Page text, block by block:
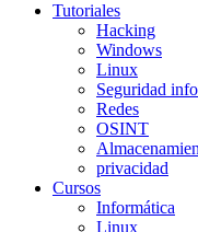
Tutoriales
Hacking
Windows
Linux
Seguridad
Redes
OSINT
privacidad
Cursos
Informática
Linux